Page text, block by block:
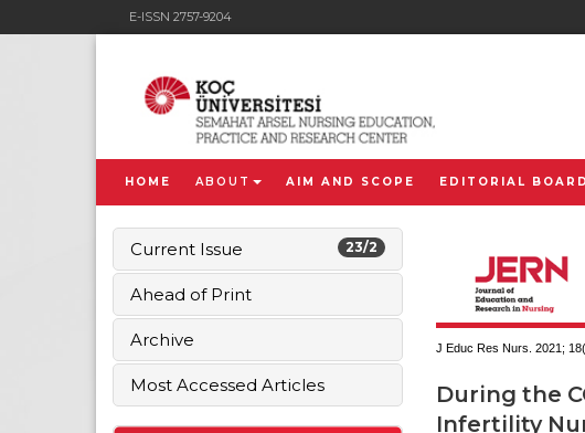
E-ISSN 2757-9204
HOME ABOUT AIM AND SCOPE EDITORIAL BOARD
23/2
Current Issue
Ahead of Print
Archive
Most Accessed Articles
J Educ Res Nurs. 2021;
During the
Infertility